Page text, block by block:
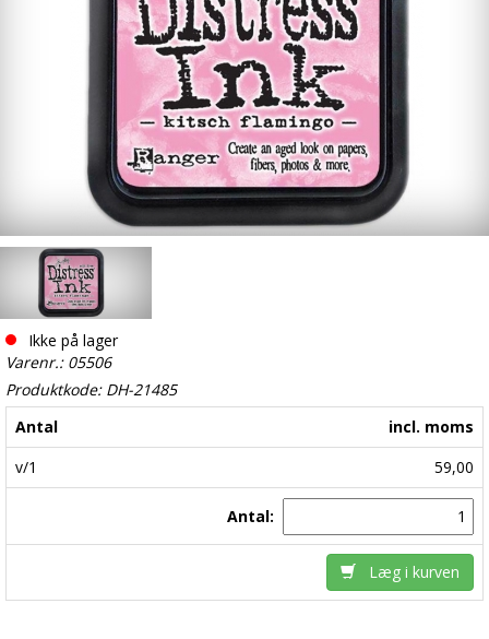
Ikke på lager
Varenr.: 05506
Produktkode: DH-21485
Antal
incl. moms
v/1
59,00
Antal:
Læg i kurven